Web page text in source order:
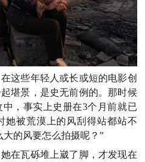
这些年轻人或长或短的电影创
堪景，是史无前例的。那时候
，事实上史册在3个月前就已
她被荒漠上的风刮得站都站不
的风要怎么拍摄呢？”
在瓦砾堆上崴了脚，才发现在